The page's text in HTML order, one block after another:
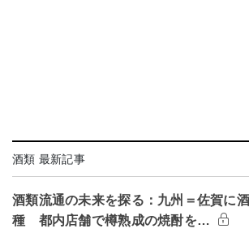
酒類 最新記事
酒類流通の未来を探る：九州＝佐賀に
種 都内店舗で樽熟成の焼酎を…